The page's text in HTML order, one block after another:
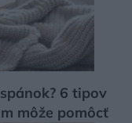
6 tipov
môže pomôcť